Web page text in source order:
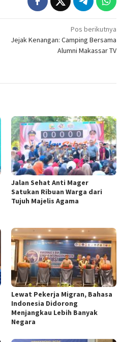
Pos berikutnya
Jejak Kenangan: Camping Bersama
Alumni Makassar TV
Jalan Sehat Anti Mager
Satukan Ribuan Warga dari
Tujuh Majelis Agama
Lewat Pekerja Migran, Bahasa
Indonesia Didorong
Menjangkau Lebih Banyak
Negara